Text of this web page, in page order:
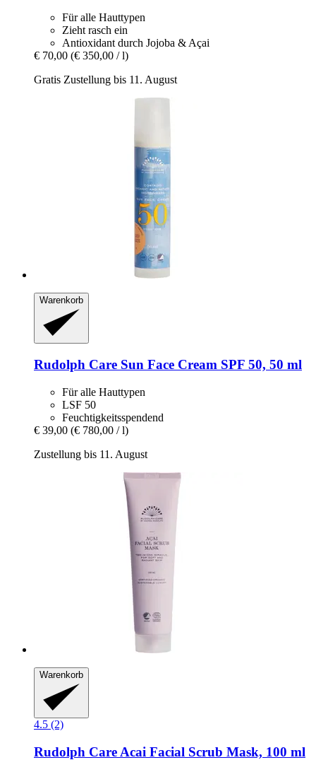
Für alle Hauttypen
Zieht rasch ein
Antioxidant durch Jojoba & Açai
€ 70,00 (€ 350,00 / l)
Gratis Zustellung bis 11. August
Warenkorb
Rudolph Care Sun Face Cream SPF 50, 50 ml
Für alle Hauttypen
LSF 50
Feuchtigkeitsspendend
€ 39,00 (€ 780,00 / l)
Zustellung bis 11. August
Warenkorb
4.5 (2)
Rudolph Care Acai Facial Scrub Mask, 100 ml